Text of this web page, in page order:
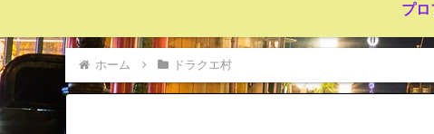
プ
ホーム ドラクエ村